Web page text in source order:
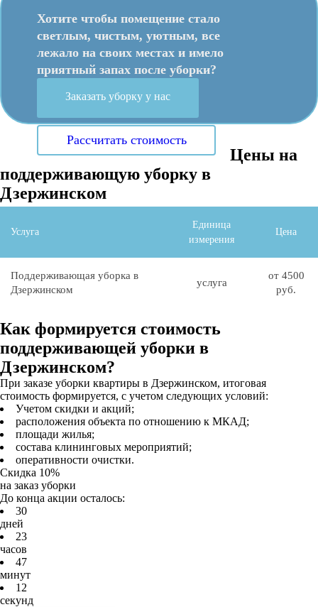
Хотите чтобы помещение стало
светлым, чистым, уютным, все
лежало на своих местах и имело
приятный запах после уборки?
Заказать уборку у нас
Рассчитать стоимость
Цены на
поддерживающую уборку в
Дзержинском
Услуга
Единица
измерения
Цена
Поддерживающая уборка в
Дзержинском
услуга
от 4500
руб.
Как формируется стоимость
поддерживающей уборки в
Дзержинском?
При заказе уборки квартиры в Дзержинском, итоговая
стоимость формируется, с учетом следующих условий:
Учетом скидки и акций;
расположения объекта по отношению к МКАД;
площади жилья;
состава клининговых мероприятий;
оперативности очистки.
Скидка 10%
на заказ уборки
До конца акции осталось:
30
дней
23
часов
47
минут
1 2
секунд